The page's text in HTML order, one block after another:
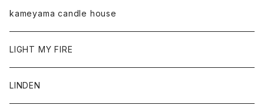
kameyama candle house
LIGHT MY FIRE
LINDEN